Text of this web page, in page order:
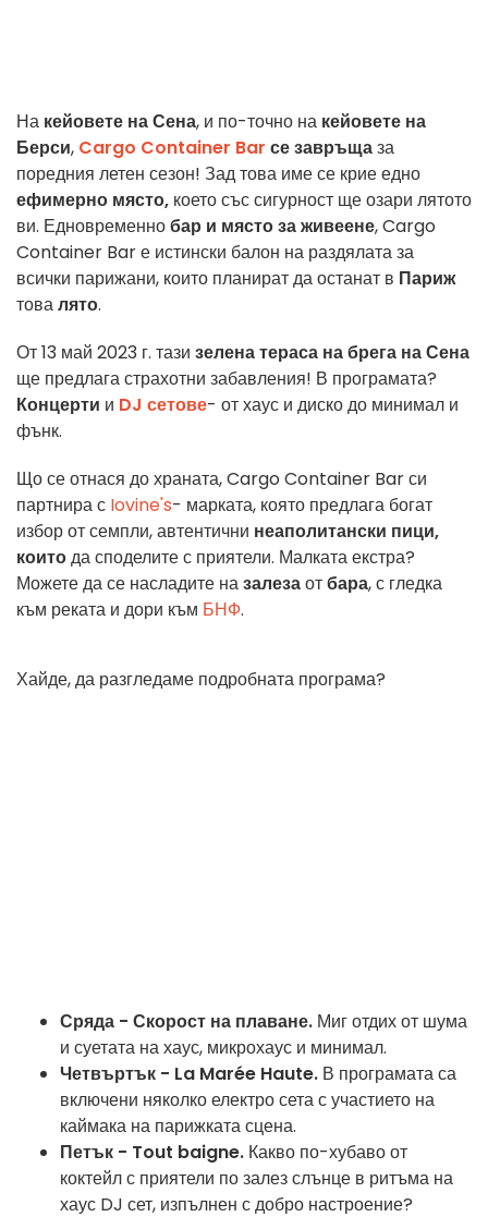
На кейовете на Сена, и по-точно на кейовете на
Берси, Cargo Container Bar се завръщаза
поредния летен сезон! Зад това име се крие едно
ефимерно място, което със сигурност ще озари лятото
ви. Едновременнобар и място за живеене, Cargo
Container Bar е истински балон на раздялата за
всички парижани, които планират да останат в Париж
товалято.
От 13 май 2023 г. тази зелена тераса на брега на Сена
ще предлага страхотни забавления! В програмата?
Концерти и DJ сетове- от хаус и диско до минимал и
фънк.
Що се отнася до храната, Cargo Container Bar си
партнира с Iovine's- марката, която предлага богат
избор от семпли, автентични неаполитански пици,
коитода споделите с приятели. Малката екстра?
Можете да се насладите назалезаотбара, с гледка
към реката и дори към БНФ.
Хайде, да разгледаме подробната програма?
Сряда - Скорост на плаване. Миг отдих от шума
и суетата на хаус, микрохаус и минимал.
Четвъртък - La Marée Haute. В програмата са
включени няколко електро сета с участието на
каймака на парижката сцена.
Петък - Tout baigne. Какво по-хубаво от
коктейл с приятели по залез слънце в ритъма на
хаус DJ сет, изпълнен с добро настроение?